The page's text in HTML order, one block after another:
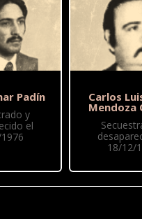
Padín
y
el
Carlos
Mendoza
18/12/